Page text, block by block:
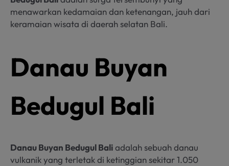
menawarkan kedamaian dan ketenangan, jauh dari
keramaian wisata di daerah selatan Bali.
Danau Buyan
Bedugul Bali
Danau Buyan Bedugul Baliadalah sebuah danau
vulkanik yang terletak di ketinggian sekitar 1.050